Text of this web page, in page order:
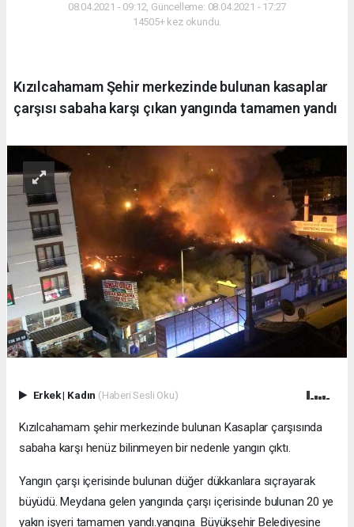
08.04.2021 - 09:12, Güncelleme: 08.04.2021 - 17:27
14505+ kez okundu.
Kızılcahamam Şehir merkezinde bulunan kasaplar
çarşısı sabaha karşı çıkan yangında tamamen yandı
Erkek| Kadın (Haberi Sesli Oku)
Kızılcahamam şehir merkezinde bulunan Kasaplar çarşısında
sabaha karşı henüz bilinmeyen bir nedenle yangın çıktı.
Yangın çarşı içerisinde bulunan düğer dükkanlara sıçrayarak
büyüdü. Meydana gelen yangında çarşı içerisinde bulunan 20 ye
yakın işyeri tamamen yandı.yangına Büyükşehir Belediyesine